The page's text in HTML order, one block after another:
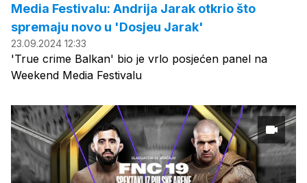
Media Festivalu: Andrija Jarak otkrio što
spremaju novo u 'Dosjeu Jarak'
23.09.2024 12:33
'True crime Balkan' bio je vrlo posjećen panel na
Weekend Media Festivalu